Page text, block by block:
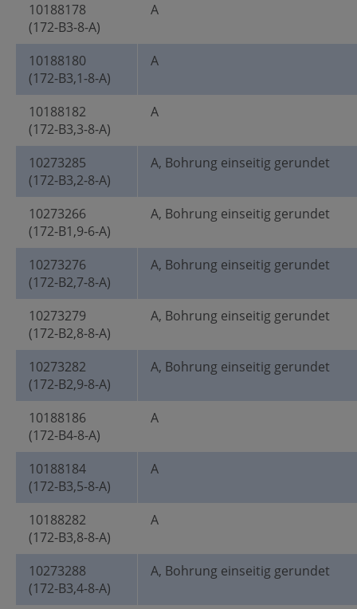
10188178
(172-B3-8-A)
A
10188180
(172-B3,1-8-A)
A
10188182
(172-B3,3-8-A)
A
10273285
(172-B3,2-8-A)
A, Bohrung einseitig gerundet
10273266
(172-B1,9-6-A)
A, Bohrung einseitig gerundet
10273276
(172-B2,7-8-A)
A, Bohrung einseitig gerundet
10273279
(172-B2,8-8-A)
A, Bohrung einseitig gerundet
10273282
(172-B2,9-8-A)
A, Bohrung einseitig gerundet
10188186
(172-B4-8-A)
A
10188184
(172-B3,5-8-A)
A
10188282
(172-B3,8-8-A)
A
10273288
(172-B3,4-8-A)
A, Bohrung einseitig gerundet